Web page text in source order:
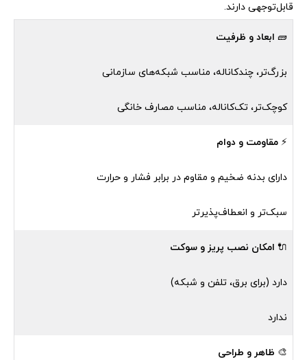
قابل‌توجهی دارند.
🧱 ابعاد و ظرفیت
بزرگ‌تر، چند‌کاناله، مناسب شبکه‌های سازمانی
کوچک‌تر، تک‌کاناله، مناسب مصارف خانگی
⚡ مقاومت و دوام
دارای بدنه ضخیم و مقاوم در برابر فشار و حرارت
سبک‌تر و انعطاف‌پذیرتر
🔌 امکان نصب پریز و سوکت
دارد (برای برق، تلفن و شبکه)
ندارد
🎨 ظاهر و طراحی